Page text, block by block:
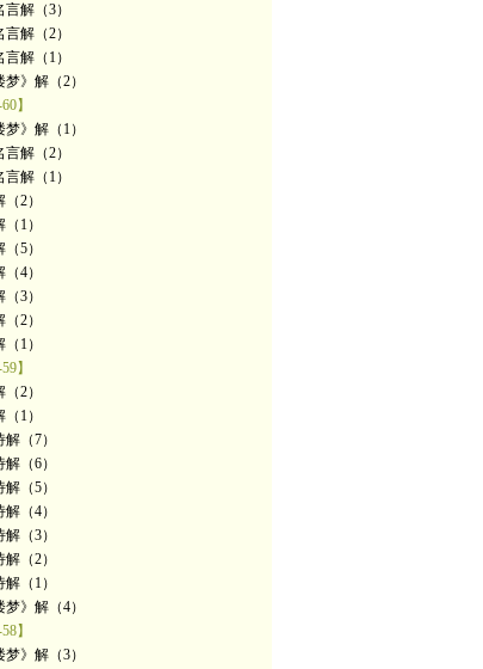
言解（3）
言解（2）
言解（1）
梦》解（2）
】
梦》解（1）
言解（2）
言解（1）
2）
1）
5）
4）
3）
2）
1）
】
2）
1）
解（7）
解（6）
解（5）
解（4）
解（3）
解（2）
解（1）
梦》解（4）
】
梦》解（3）